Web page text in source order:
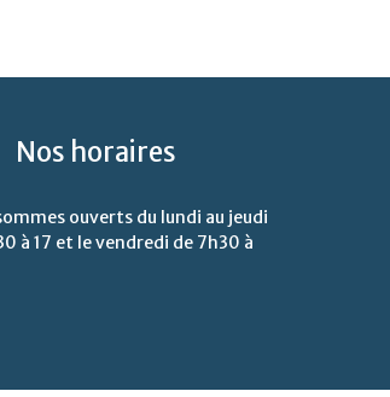
Nos horaires
ouverts du lundi au jeudi
à 17 et le vendredi de 7h30 à